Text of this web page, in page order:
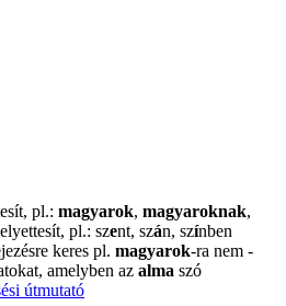
pl.: magyarok, magyaroknak,
pl.: szent, szán, színben
keres pl. magyarok-ra nem -
amelyben az alma szó
útmutató